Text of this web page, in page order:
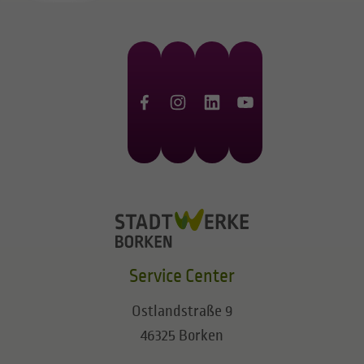
Service Center
Ostlandstraße 9
46325 Borken